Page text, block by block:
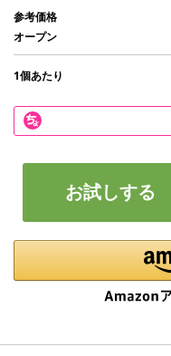
参考価格
オープン
1個あたり
お試しする